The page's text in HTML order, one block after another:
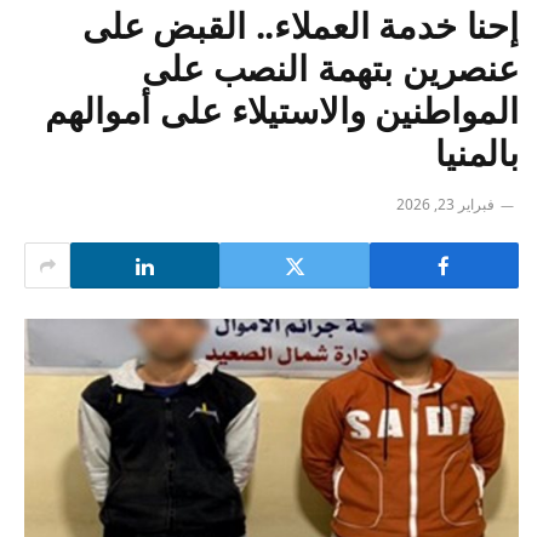
إحنا خدمة العملاء.. القبض على
عنصرين بتهمة النصب على
المواطنين والاستيلاء على أموالهم
بالمنيا
فبراير 23, 2026